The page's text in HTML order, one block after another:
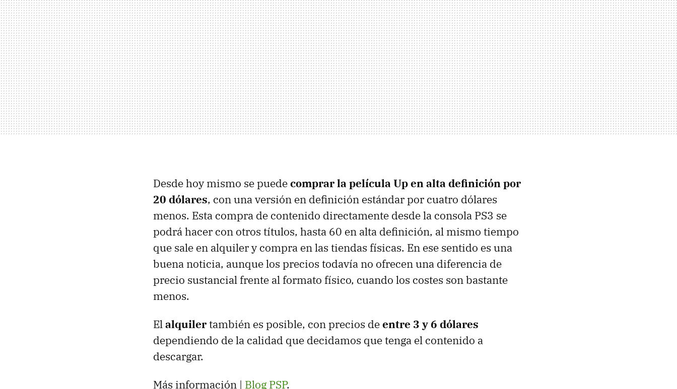
Desde hoy mismo se puedecomprar la película Up en alta definición por
20 dólares, con una versión en definición estándar por cuatro dólares
menos. Esta compra de contenido directamente desde la consola PS3 se
podrá hacer con otros títulos, hasta 60 en alta definición, al mismo tiempo
que sale en alquiler y compra en las tiendas físicas. En ese sentido es una
buena noticia, aunque los precios todavía no ofrecen una diferencia de
precio sustancial frente al formato físico, cuando los costes son bastante
menos.
Elalquiler también es posible, con precios deentre 3 y 6 dólares
dependiendo de la calidad que decidamos que tenga el contenido a
descargar.
Más información | Blog PSP.